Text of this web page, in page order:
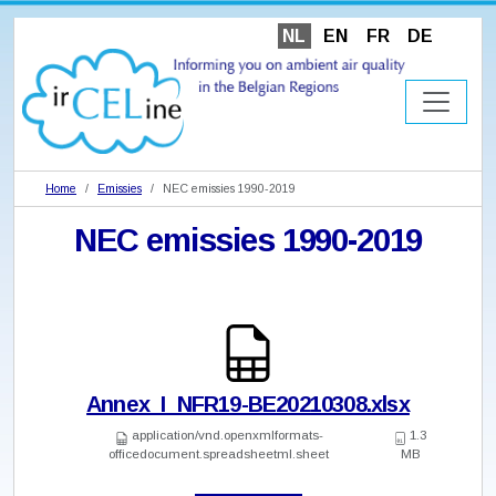
NL EN FR DE
Home Emissies NEC emissies 1990-2019
NEC emissies 1990-2019
Annex_I_NFR19-BE20210308.xlsx
application/vnd.openxmlformats-
officedocument.spreadsheetml.sheet
1.3
MB